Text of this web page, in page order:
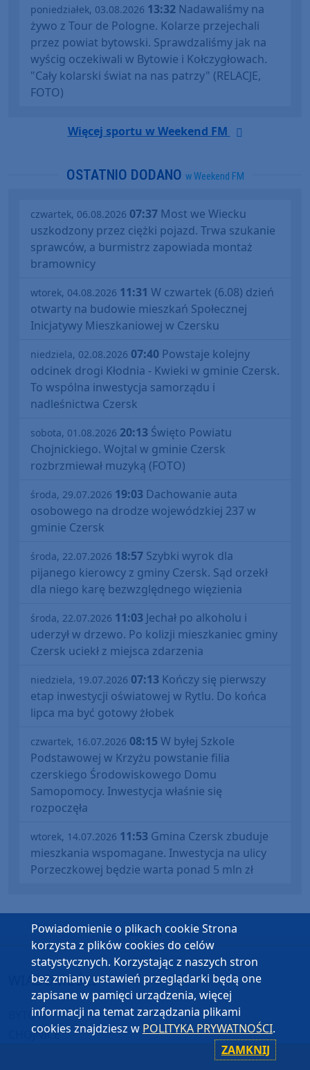
poniedziałek, 03.08.2026 13:32 Nadawaliśmy na
żywo z Tour de Pologne. Kolarze przejechali
przez powiat bytowski. Sprawdzaliśmy jak na
wyścig oczekiwali w Bytowie i Kołczygłowach.
"Cały kolarski świat na nas patrzy" (RELACJE,
FOTO)
Więcej sportu w Weekend FM
OSTATNIO DODANO w Weekend FM
czwartek, 06.08.2026 07:37 Most we Wiecku
uszkodzony przez ciężki pojazd. Trwa szukanie
sprawców, a burmistrz zapowiada montaż
bramownicy
wtorek, 04.08.2026 11:31 W czwartek (6.08) dzień
otwarty na budowie mieszkań Społecznej
Inicjatywy Mieszkaniowej w Czersku
niedziela, 02.08.2026 07:40 Powstaje kolejny
odcinek drogi Kłodnia - Kwieki w gminie Czersk.
To wspólna inwestycja samorządu i
nadleśnictwa Czersk
sobota, 01.08.2026 20:13 Święto Powiatu
Chojnickiego. Wojtal w gminie Czersk
rozbrzmiewał muzyką (FOTO)
środa, 29.07.2026 19:03 Dachowanie auta
osobowego na drodze wojewódzkiej 237 w
gminie Czersk
środa, 22.07.2026 18:57 Szybki wyrok dla
pijanego kierowcy z gminy Czersk. Sąd orzekł
dla niego karę bezwzględnego więzienia
środa, 22.07.2026 11:03 Jechał po alkoholu i
uderzył w drzewo. Po kolizji mieszkaniec gminy
Czersk uciekł z miejsca zdarzenia
niedziela, 19.07.2026 07:13 Kończy się pierwszy
etap inwestycji oświatowej w Rytlu. Do końca
lipca ma być gotowy żłobek
czwartek, 16.07.2026 08:15 W byłej Szkole
Podstawowej w Krzyżu powstanie filia
czerskiego Środowiskowego Domu
Samopomocy. Inwestycja właśnie się
rozpoczęła
wtorek, 14.07.2026 11:53 Gmina Czersk zbuduje
mieszkania wspomagane. Inwestycja na ulicy
Porzeczkowej będzie warta ponad 5 mln zł
WIADOMOŚCI
BYTÓW
CHOJNICE
Powiadomienie o plikach cookie Strona
korzysta z plików cookies do celów
statystycznych. Korzystając z naszych stron
bez zmiany ustawień przeglądarki będą one
zapisane w pamięci urządzenia, więcej
informacji na temat zarządzania plikami
cookies znajdziesz w POLITYKA PRYWATNOŚCI.
ZAMKNIJ